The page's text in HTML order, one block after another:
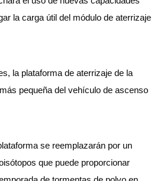
la carga útil del módulo de aterrizaje
la plataforma de aterrizaje de la
pequeña del vehículo de ascenso
se reemplazarán por un
que puede proporcionar